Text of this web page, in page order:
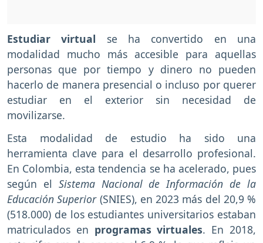
Estudiar virtual se ha convertido en una
modalidad mucho más accesible para aquellas
personas que por tiempo y dinero no pueden
hacerlo de manera presencial o incluso por querer
estudiar en el exterior sin necesidad de
movilizarse.
Esta modalidad de estudio ha sido una
herramienta clave para el desarrollo profesional.
En Colombia, esta tendencia se ha acelerado, pues
según el Sistema Nacional de Información de la
Educación Superior(SNIES), en 2023 más del 20,9 %
(518.000) de los estudiantes universitarios estaban
matriculados en programas virtuales. En 2018,